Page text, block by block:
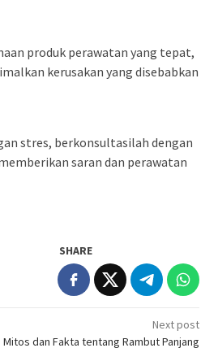
produk perawatan yang tepat,
kerusakan yang disebabkan
stres, berkonsultasilah dengan
saran dan perawatan
SHARE
Next post
Mitos dan Fakta tentang Rambut Panjang